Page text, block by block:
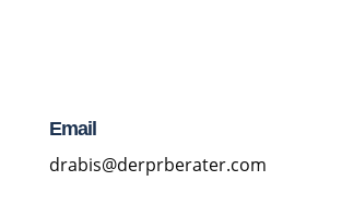
Email
drabis@derprberater.com